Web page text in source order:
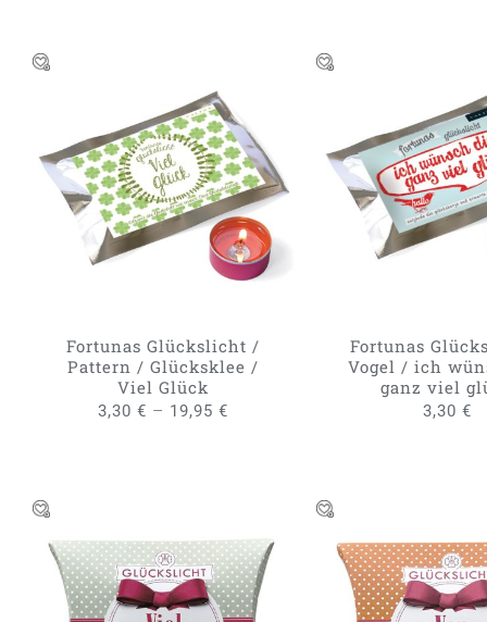
AUSFÜHRUNG WÄHLEN DIESES
PRODUKT
WEIST
MEHRERE
VARIANTEN
AUF.
KÖNNEN
AUF
DER
/
QUICK VIEW
Fortunas Glückslicht /
Pattern / Glücksklee /
Viel Glück
3,30€ – 19,95€
IN DEN
QUICK
Fortunas
Vogel / ich
ganz viel
3,30 €